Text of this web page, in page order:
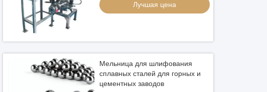
Лучшая цена
Мельница для шлифования
сплавных сталей для горных и
цементных заводов